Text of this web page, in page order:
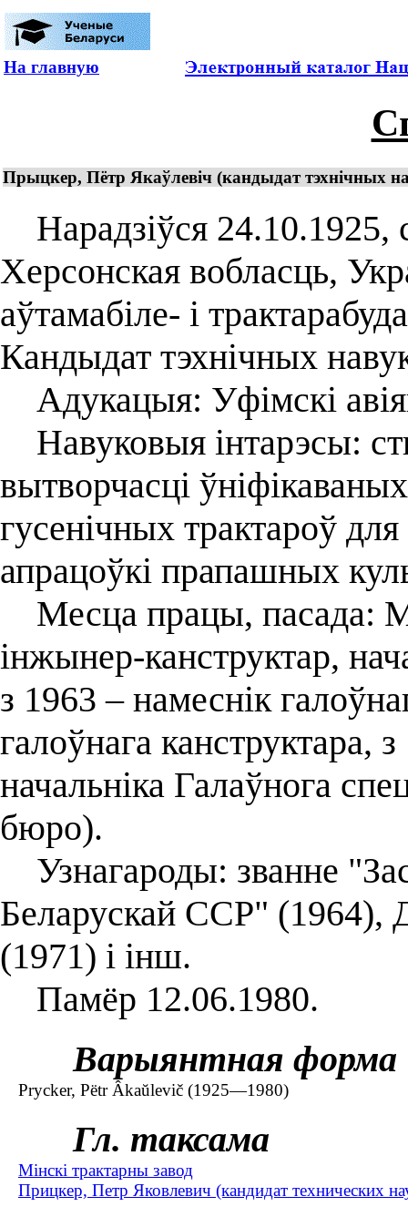
На главную
Прыцкер, Пётр Якаўлевіч (кандыдат тэхнічных
Нарадзіўся 24.10.1925,
Херсонская вобласць,
аўтамабіле- і
Кандыдат тэхнічных
Адукацыя: Уфімскі
Навуковыя інтарэсы:
вытворчасці
гусенічных трактароў
апрацоўкі прапашных
Месца працы, пасада:
інжынер-канструктар,
з 1963 – намеснік
галоўнага канструктара,
начальніка Галаўнога
бюро).
Узнагароды: званне
Беларускай ССР" (1964),
(1971) і інш.
Памёр 12.06.1980.
Варыянтная форма
Prycker, Pëtr Âkaŭlevič (1925—1980)
Гл. таксама
Мінскі трактарны завод
Прицкер, Петр Яковлевич (кандидат технических